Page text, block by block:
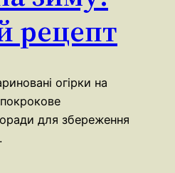
рецепт
огірки на
покрокове
для збереження